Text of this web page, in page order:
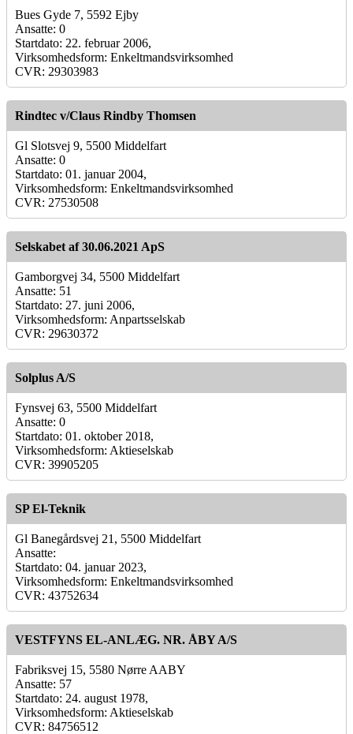
Bues Gyde 7, 5592 Ejby
Ansatte: 0
Startdato: 22. februar 2006,
Virksomhedsform: Enkeltmandsvirksomhed
CVR: 29303983
Rindtec v/Claus Rindby Thomsen
Gl Slotsvej 9, 5500 Middelfart
Ansatte: 0
Startdato: 01. januar 2004,
Virksomhedsform: Enkeltmandsvirksomhed
CVR: 27530508
Selskabet af 30.06.2021 ApS
Gamborgvej 34, 5500 Middelfart
Ansatte: 51
Startdato: 27. juni 2006,
Virksomhedsform: Anpartsselskab
CVR: 29630372
Solplus A/S
Fynsvej 63, 5500 Middelfart
Ansatte: 0
Startdato: 01. oktober 2018,
Virksomhedsform: Aktieselskab
CVR: 39905205
SP El-Teknik
Gl Banegårdsvej 21, 5500 Middelfart
Ansatte:
Startdato: 04. januar 2023,
Virksomhedsform: Enkeltmandsvirksomhed
CVR: 43752634
VESTFYNS EL-ANLÆG. NR. ÅBY A/S
Fabriksvej 15, 5580 Nørre AABY
Ansatte: 57
Startdato: 24. august 1978,
Virksomhedsform: Aktieselskab
CVR: 84756512